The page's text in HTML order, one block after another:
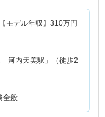
【モデル年収】 310万円
河内天美駅」（徒歩2
全般